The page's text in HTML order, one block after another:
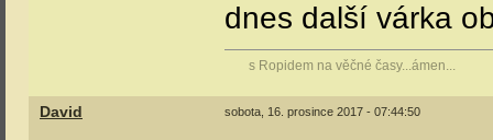
dnes další várka
s Ropidem na věčné časy...ámen...
David sobota, 16. prosince 2017 - 07:44:50